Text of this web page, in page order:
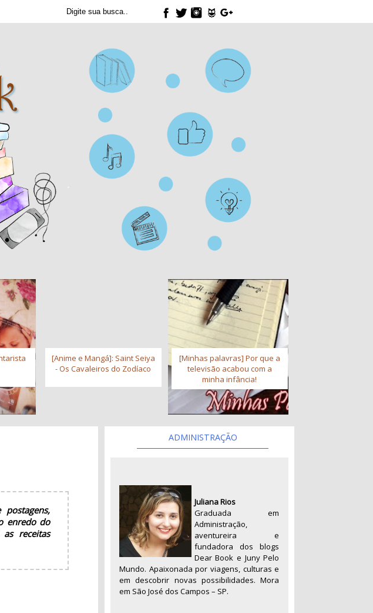
[Anime e Mangá]: Saint Seiya
- Os Cavaleiros do Zodíaco
[Minhas palavras] Por que a
televisão acabou com a
minha infância!
enredo do
receitas
ADMINISTRAÇÃO
Juliana Rios
Graduada em
Administração,
aventureira e
fundadora dos blogs
Dear Book e Juny Pelo
Mundo. Apaixonada por viagens, culturas e
em descobrir novas possibilidades. Mora
em São José dos Campos – SP.